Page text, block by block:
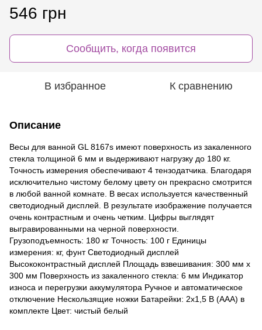
546 грн
Сообщить, когда появится
В избранное К сравнению
Описание
Весы для ванной GL 8167s имеют поверхность из закаленного
стекла толщиной 6 мм и выдерживают нагрузку до 180 кг.
Точность измерения обеспечивают 4 тензодатчика. Благодаря
исключительно чистому белому цвету он прекрасно смотрится
в любой ванной комнате. В весах используется качественный
светодиодный дисплей. В результате изображение получается
очень контрастным и очень четким. Цифры выглядят
выгравированными на черной поверхности.
Грузоподъемность: 180 кг Точность: 100 г Единицы
измерения: кг, фунт Светодиодный дисплей
Высококонтрастный дисплей Площадь взвешивания: 300 мм x
300 мм Поверхность из закаленного стекла: 6 мм Индикатор
износа и перегрузки аккумулятора Ручное и автоматическое
отключение Нескользящие ножки Батарейки: 2x1,5 В (AAA) в
комплекте Цвет: чистый белый